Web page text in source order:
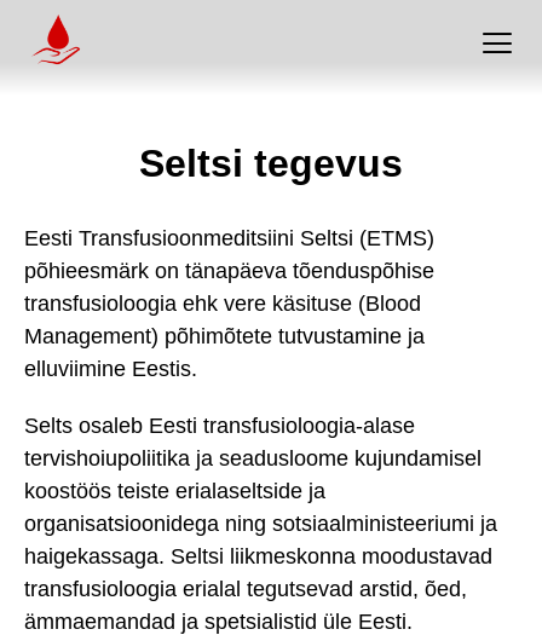
Seltsi tegevus
Eesti Transfusioonmeditsiini Seltsi (ETMS)
põhieesmärk on tänapäeva tõenduspõhise
transfusioloogia ehk vere käsituse (Blood
Management) põhimõtete tutvustamine ja
elluviimine Eestis.
Selts osaleb Eesti transfusioloogia-alase
tervishoiupoliitika ja seadusloome kujundamisel
koostöös teiste erialaseltside ja
organisatsioonidega ning sotsiaalministeeriumi ja
haigekassaga. Seltsi liikmeskonna moodustavad
transfusioloogia erialal tegutsevad arstid, õed,
ämmaemandad ja spetsialistid üle Eesti.